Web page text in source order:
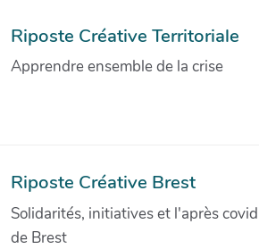
Riposte Créative Territoriale
Apprendre ensemble de la crise
Riposte Créative Brest
Solidarités, initiatives et l'après
de Brest